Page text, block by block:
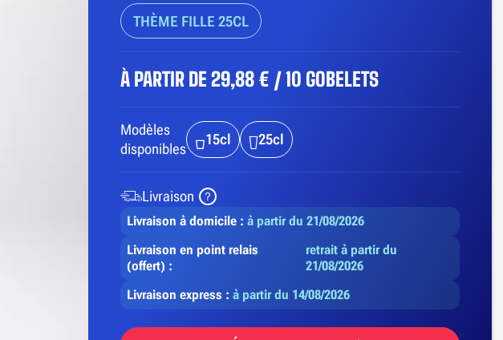
THÈME FILLE 25CL
À PARTIR DE29,88 € / 10 GOBELETS
Modèles
disponibles
15cl 25cl
Livraison
Livraison à domicile :à partir du 21/08/2026
Livraison en point relais
(offert) :
retrait à partir du
21/08/2026
Livraison express :à partir du 14/08/2026